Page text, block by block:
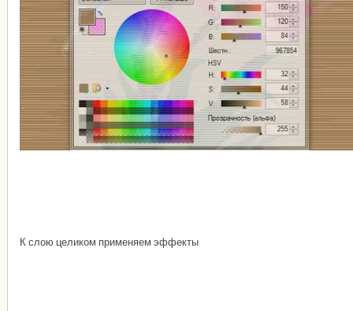
К слою целиком применяем эффекты